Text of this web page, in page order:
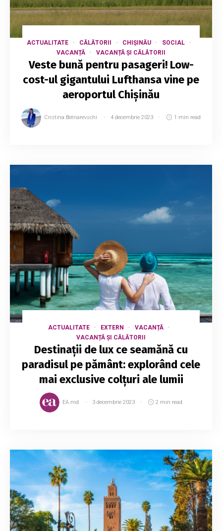
ACTUALITATE CĂLĂTORII CHIȘINĂU
SOCIAL
VACANȚĂ
VACANȚĂ ȘI CĂLĂTORII
Veste bună pentru pasageri! Low-
cost-ul gigantului Lufthansa vine pe
aeroportul Chișinău
Cristina Botnarevschi 4 decembrie 2023 1 min read
ACTUALITATE EXTERN
VACANȚĂ
VACANȚĂ ȘI CĂLĂTORII
Destinații de lux ce seamănă cu
paradisul pe pământ: explorând cele
mai exclusive colțuri ale lumii
EA.md 3 decembrie 2023 2 min read